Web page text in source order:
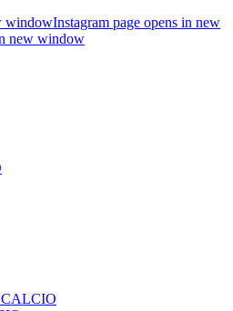
windowInstagram page opens in new
new window